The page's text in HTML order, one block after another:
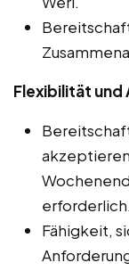
Flexibilität und
erforderlich.
Fähigkeit,